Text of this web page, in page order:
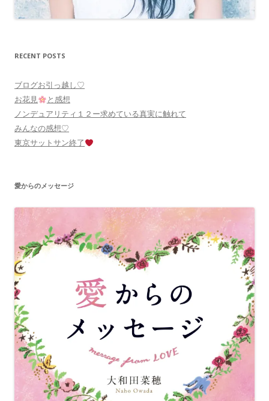
RECENT POSTS
ブログお引っ越し♡
お花見
と感想
ノンデュアリティ１２ー求めている真実に触れて
みんなの感想♡
東京サットサン終了
愛からのメッセージ